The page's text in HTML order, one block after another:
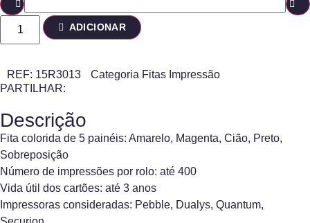
ADICIONAR
REF: 15R3013 Categoria Fitas Impressão
PARTILHAR:
Descrição
Fita colorida de 5 painéis: Amarelo, Magenta, Cião, Preto,
Sobreposição
Número de impressões por rolo: até 400
Vida útil dos cartões: até 3 anos
Impressoras consideradas: Pebble, Dualys, Quantum,